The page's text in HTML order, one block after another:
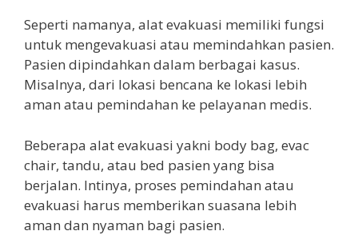
Seperti namanya, alat evakuasi memiliki fungsi
untuk mengevakuasi atau memindahkan pasien.
Pasien dipindahkan dalam berbagai kasus.
Misalnya, dari lokasi bencana ke lokasi lebih
aman atau pemindahan ke pelayanan medis.
Beberapa alat evakuasi yakni body bag, evac
chair, tandu, atau bed pasien yang bisa
berjalan. Intinya, proses pemindahan atau
evakuasi harus memberikan suasana lebih
aman dan nyaman bagi pasien.